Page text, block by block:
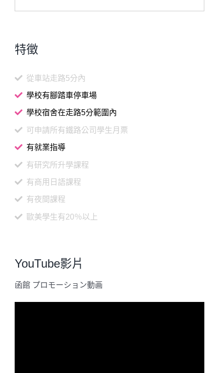
特徵
從車站走路5分內
學校有腳踏車停車場
學校宿舍在走路5分範圍內
可申請所有鐵路公司學生月票
有就業指導
有研究所升學課程
有商用日語課程
有夜間課程
歐美學生有20％以上
YouTube影片
函館 プロモーション動画